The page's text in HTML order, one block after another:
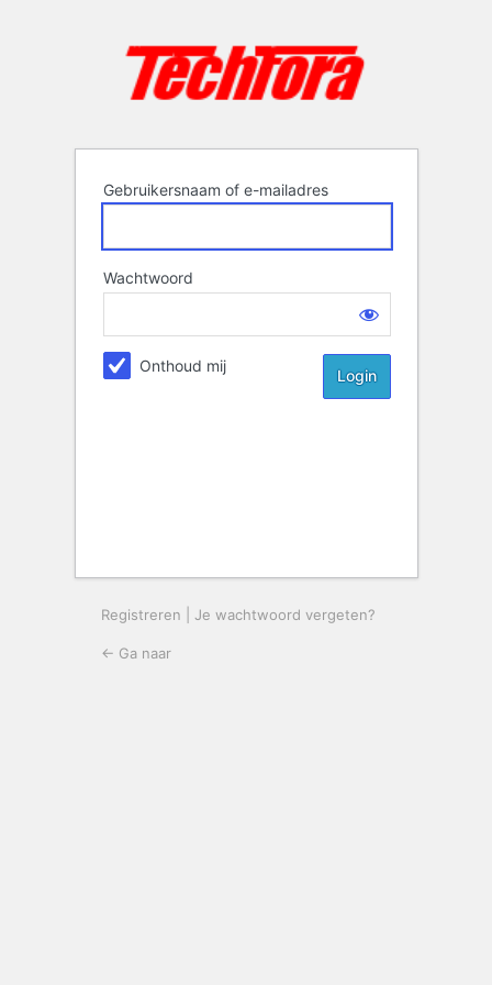
Gebruikersnaam of e-mailadres
Wachtwoord
Onthoud mij
Registreren Je wachtwoord vergeten?
← Ga naar